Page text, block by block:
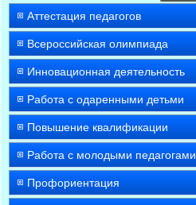
Аттестация педагогов
Всероссийская олимпиада
Инновационная деятельность
Работа с одаренными детьми
Повышение квалификации
Работа с молодыми педагогами
Профориентация